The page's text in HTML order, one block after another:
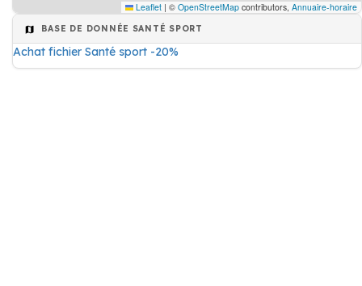
Leaflet | © OpenStreetMap contributors, Annuaire-horaire
BASE DE DONNÉE SANTÉ SPORT
Achat fichier Santé sport -20%